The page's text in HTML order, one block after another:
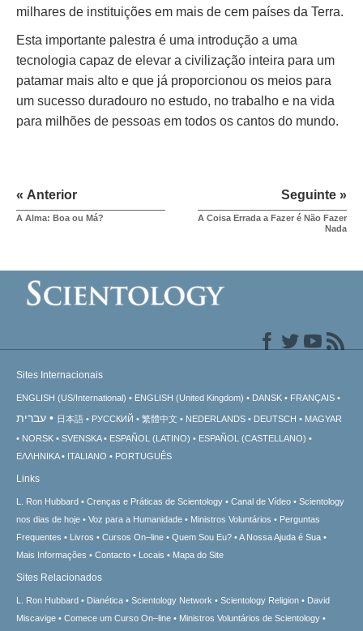
milhares de instituições em mais de cem países da Terra.
Esta importante palestra é uma introdução a uma
tecnologia capaz de elevar a civilização inteira para um
patamar mais alto e que já proporcionou os meios para
um sucesso duradouro no estudo, no trabalho e na vida
para milhões de pessoas em todos os cantos do mundo.
« Anterior
A Alma: Boa ou Má?
Seguinte »
A Coisa Errada a Fazer é Não Fazer
Nada
Sites Internacionais
ENGLISH (US/International) ENGLISH (United Kingdom) DANSK FRANÇAIS
עברית 日本語 РУССКИЙ 繁體中文 NEDERLANDS DEUTSCH
MAGYAR
NORSK
SVENSKA ESPAÑOL (LATINO)
ESPAÑOL (CASTELLANO)
ΕΛΛΗΝΙΚA
ITALIANO PORTUGUÊS
Links
L. Ron Hubbard Crenças e Práticas de Scientology Canal de Vídeo
Scientology
nos dias de hoje
Voz para a Humanidade Ministros Voluntários
Perguntas
Frequentes
Livros Cursos On–line Quem Sou Eu?
A Nossa Ajuda é Sua
Mais Informações
Contacto Locais Mapa do Site
Sites Relacionados
L. Ron Hubbard Dianética Scientology Network Scientology Religion
David
Miscavige
Comece um Curso On–line Ministros Voluntários de Scientology